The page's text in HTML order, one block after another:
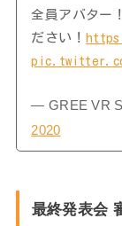
全員アバター
ださい！
— GREE VR
2020
最終発表会